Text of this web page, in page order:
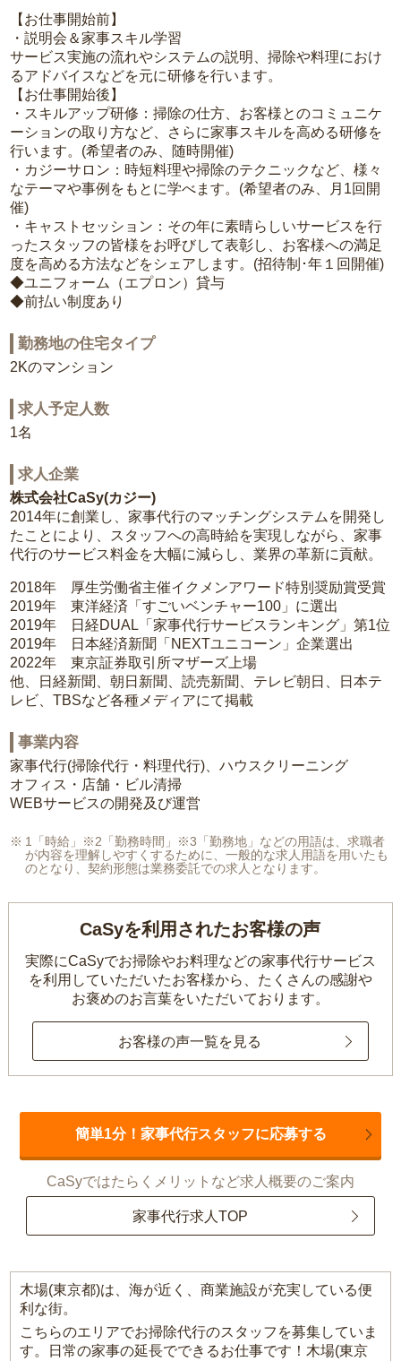
【お仕事開始前】
・説明会＆家事スキル学習
サービス実施の流れやシステムの説明、掃除や料理におけ
るアドバイスなどを元に研修を行います。
【お仕事開始後】
・スキルアップ研修：掃除の仕方、お客様とのコミュニケ
ーションの取り方など、さらに家事スキルを高める研修を
行います。(希望者のみ、随時開催)
・カジーサロン：時短料理や掃除のテクニックなど、様々
なテーマや事例をもとに学べます。(希望者のみ、月1回開
催)
・キャストセッション：その年に素晴らしいサービスを行
ったスタッフの皆様をお呼びして表彰し、お客様への満足
度を高める方法などをシェアします。(招待制･年１回開催)
◆ユニフォーム（エプロン）貸与
◆前払い制度あり
勤務地の住宅タイプ
2Kのマンション
求人予定人数
1名
求人企業
株式会社CaSy(カジー)
2014年に創業し、家事代行のマッチングシステムを開発し
たことにより、スタッフへの高時給を実現しながら、家事
代行のサービス料金を大幅に減らし、業界の革新に貢献。
2018年 厚生労働省主催イクメンアワード特別奨励賞受賞
2019年 東洋経済「すごいベンチャー100」に選出
2019年 日経DUAL「家事代行サービスランキング」第1位
2019年 日本経済新聞「NEXTユニコーン」企業選出
2022年 東京証券取引所マザーズ上場
他、日経新聞、朝日新聞、読売新聞、テレビ朝日、日本テ
レビ、TBSなど各種メディアにて掲載
事業内容
家事代行(掃除代行・料理代行)、ハウスクリーニング
オフィス・店舗・ビル清掃
WEBサービスの開発及び運営
1「時給」※2「勤務時間」※3「勤務地」などの用語は、求職者
が内容を理解しやすくするために、一般的な求人用語を用いたも
のとなり、契約形態は業務委託での求人となります。
CaSyを利用されたお客様の声
実際にCaSyでお掃除やお料理などの家事代行サービス
を利用していただいたお客様から、 たくさんの感謝や
お褒めのお言葉をいただいております。
お客様の声一覧を見る
簡単1分！家事代行スタッフに応募する
CaSyではたらくメリットなど求人概要のご案内
家事代行求人TOP
木場(東京都)は、海が近く、商業施設が充実している便
利な街。
こちらのエリアでお掃除代行のスタッフを募集していま
す。日常の家事の延長でできるお仕事です！木場(東京